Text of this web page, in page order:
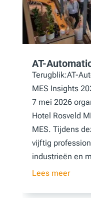
AT-
Terugblik:AT-
MES Insights
7 mei 2026
Hotel Rosveld
MES. Tijdens
vijftig
industrieën en
Lees meer